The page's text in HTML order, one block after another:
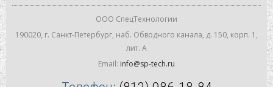
ООО СпецТехнологии
190020, г. Санкт-Петербург, наб. Обводного канала, д. 150, корп. 1,
лит. А
Email: info@sp-tech.ru